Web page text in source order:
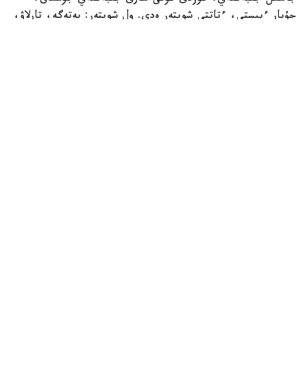
جۇپار ءيىستى، ءتاتتى شوپتەر ەدى. ول شوپتەر: بەتەگە، تارلاۋ،